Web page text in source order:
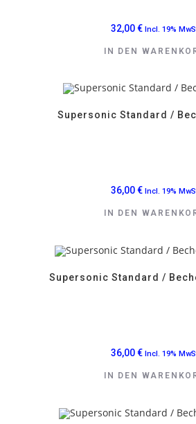
32,00€ Incl. 19%
IN DEN
Supersonic Standard /
36,00€ Incl. 19%
IN DEN
Supersonic Standard /
36,00€ Incl. 19%
IN DEN